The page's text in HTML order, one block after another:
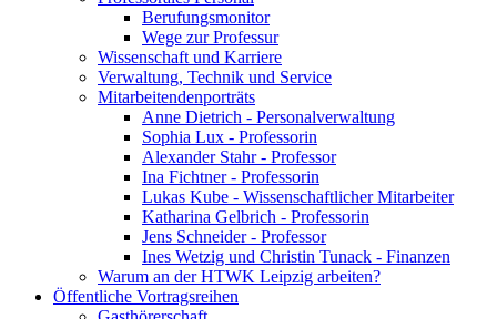
Berufungsmonitor
Wege zur Professur
Wissenschaft und Karriere
Verwaltung, Technik und Service
Mitarbeitendenporträts
Anne Dietrich - Personalverwaltung
Sophia Lux - Professorin
Alexander Stahr - Professor
Ina Fichtner - Professorin
Lukas Kube - Wissenschaftlicher Mitarbeiter
Katharina Gelbrich - Professorin
Jens Schneider - Professor
Ines Wetzig und Christin Tunack - Finanzen
Warum an der HTWK Leipzig arbeiten?
Öffentliche Vortragsreihen